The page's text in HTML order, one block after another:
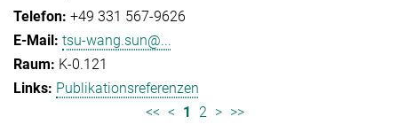
+49 331 567-9626
tsu-wang.sun@...
K-0.121
Publikationsreferenzen
<< < 1 2 > >>